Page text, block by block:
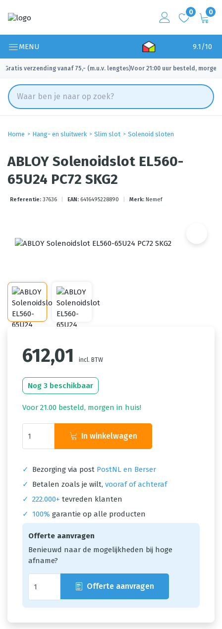
0 0
MENU 9.1/10
Gratis verzending vanaf 75,- (m.u.v. lengtes)
✓ Voor 21:00 uur besteld, morgen
Home Hang- en sluitwerk Slim slot Solenoid sloten
ABLOY Solenoidslot EL560-
65U24 PC72 SKG2
Referentie: 37636 EAN: 6416495228890 Merk: Nemef
612,01 incl. BTW
Nog 3 beschikbaar
Voor 21.00 besteld, morgen in huis!
In winkelwagen
✓ Bezorging via post PostNL en Berser
✓
Betalen zoals je wilt, vooraf of achteraf
✓ 222.000+ tevreden klanten
✓
100% garantie op alle producten
Offerte aanvragen
Benieuwd naar de mogelijkheden bij hoge
afname?
Offerte aanvragen